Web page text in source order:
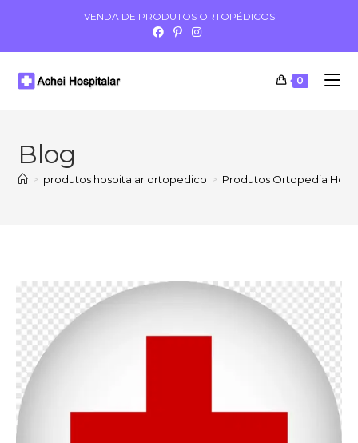
VENDA DE PRODUTOS ORTOPÉDICOS
0
Blog
> produtos hospitalar ortopedico > Produtos Ortopedia